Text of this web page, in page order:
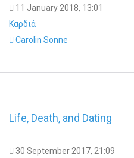
11 January 2018, 13:01
Καρδιά
Carolin Sonne
Life, Death, and Dating
30 September 2017, 21:09